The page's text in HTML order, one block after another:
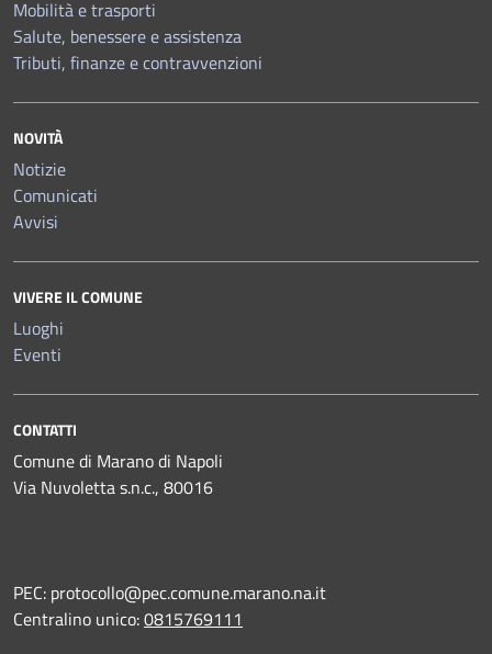
Mobilità e trasporti
Salute, benessere e assistenza
Tributi, finanze e contravvenzioni
NOVITÀ
Notizie
Comunicati
Avvisi
VIVERE IL COMUNE
Luoghi
Eventi
CONTATTI
Comune di Marano di Napoli
Via Nuvoletta s.n.c., 80016
PEC: protocollo@pec.comune.marano.na.it
Centralino unico:0815769111